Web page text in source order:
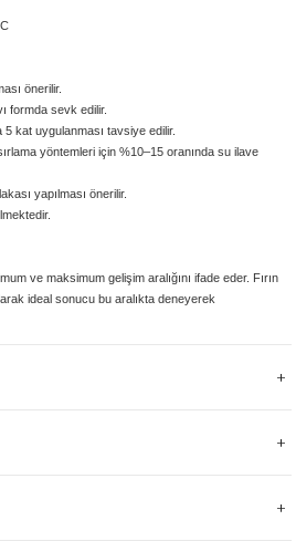
önerilir.
formdasevk edilir.
5 katuygulanması tavsiye edilir.
yöntemleri için %10–15 oranında su ilave
yapılması önerilir.
ve maksimum gelişim aralığını ifade eder. Fırın
ideal sonucu bu aralıkta deneyerek